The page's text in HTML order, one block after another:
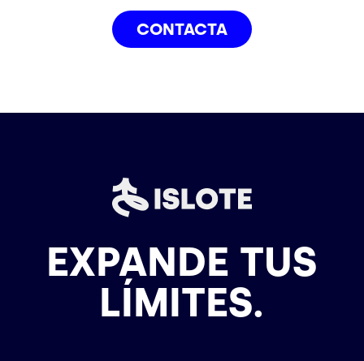
CONTACTA
EXPANDE TUS
LÍMITES.